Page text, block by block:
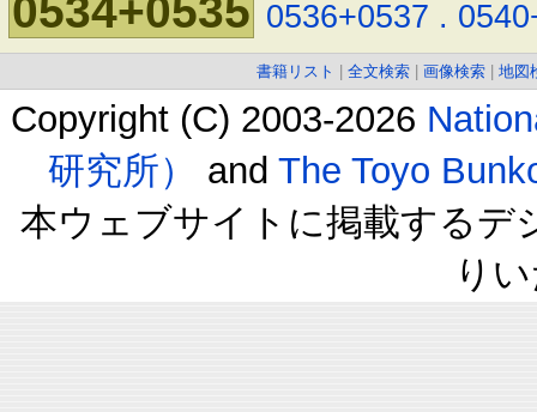
0534+0535 0536+0537 .
書籍リスト 全文検索 画像検索 地図
Copyright (C) 2003-2026
研究所）
and The Toyo
本ウェブサイトに掲載するデ
り